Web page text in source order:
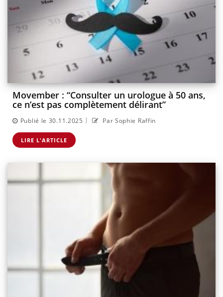
Movember : “Consulter un urologue à 50 ans,
ce n’est pas complètement délirant”
Publié le 30.11.2025 | Par Sophie Raffin
LIRE L'ARTICLE